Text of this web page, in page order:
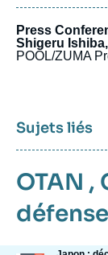
Press
Shigeru
POOL/ZUMA
Sujets liés
OTAN ,
défense